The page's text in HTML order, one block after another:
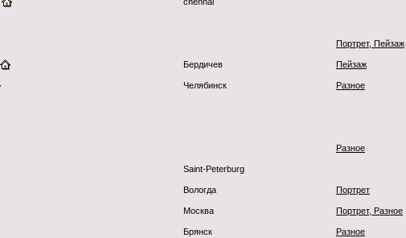
Портрет, Пейзаж
Бердичев Пейзаж
Челябинск Разное
Разное
Saint-Peterburg
Вологда Портрет
Москва Портрет, Разное
Брянск Разное